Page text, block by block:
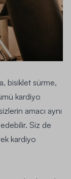
bisiklet sürme,
kardiyo
amacı aynı
Siz de
kardiyo